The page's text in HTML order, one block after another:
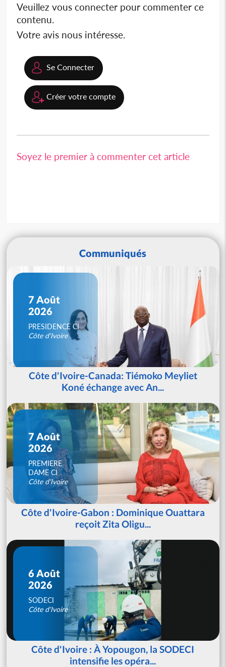
Veuillez vous connecter pour commenter ce
contenu.
Votre avis nous intéresse.
Se Connecter
Créer votre compte
Soyez le premier à commenter cet article
Communiqués
7 Août
2026
PRESIDENCE CI
Côte d'Ivoire
Côte d'Ivoire-Canada: Tiémoko Meyliet
Koné échange avec An...
7 Août
2026
PREMIERE
DAME CI
Côte d'Ivoire
Côte d'Ivoire-Gabon : Dominique Ouattara
reçoit Zita Oligu...
6 Août
2026
SODECI
Côte d'Ivoire
Côte d'Ivoire : À Yopougon, la SODECI
intensifie les opéra...